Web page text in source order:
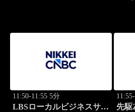
11:50-11:55 5分
LBSローカルビジネスサテ
先駆